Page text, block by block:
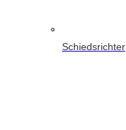
Schiedsrichter